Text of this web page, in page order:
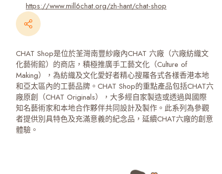
https://www.mill6chat.org/zh-hant/chat-shop
CHAT Shop是位於荃灣南豐紗廠內CHAT 六廠（六廠紡織文
化藝術館）的商店，積極推廣手工藝文化（Culture of
Making），為紡織及文化愛好者精心搜羅各式各樣香港本地
和亞太區內的工藝品牌。CHAT Shop的重點產品包括CHAT六
廠原創（CHAT Originals），大多經自家製造或透過與國際
知名藝術家和本地合作夥伴共同設計及製作。此系列為參觀
者提供別具特色及充滿意義的紀念品，延續CHAT六廠的創意
體驗。